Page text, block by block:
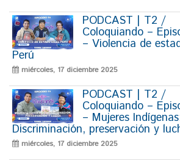
PODCAST | T2 /
Coloquiando –
– Violencia de
Perú
miércoles, 17 diciembre 2025
PODCAST | T2 /
Coloquiando –
– Mujeres
Discriminación, preservación y
miércoles, 17 diciembre 2025